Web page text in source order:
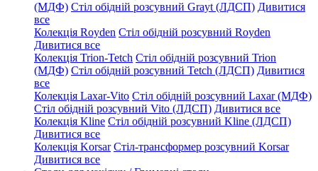
(МДФ) Стіл обідній розсувний Grayt (ЛДСП) Дивитися
все
Колекція Royden Стіл обідній розсувний Royden
Дивитися все
Колекція Trion-Tetch Стіл обідній розсувний Trion
(МДФ) Стіл обідній розсувний Tetch (ЛДСП) Дивитися
все
Колекція Laxar-Vito Стіл обідній розсувний Laxar (МДФ)
Стіл обідній розсувний Vito (ЛДСП) Дивитися все
Колекція Kline Стіл обідній розсувний Kline (ЛДСП)
Дивитися все
Колекція Korsar Стіл-трансформер розсувний Korsar
Дивитися все